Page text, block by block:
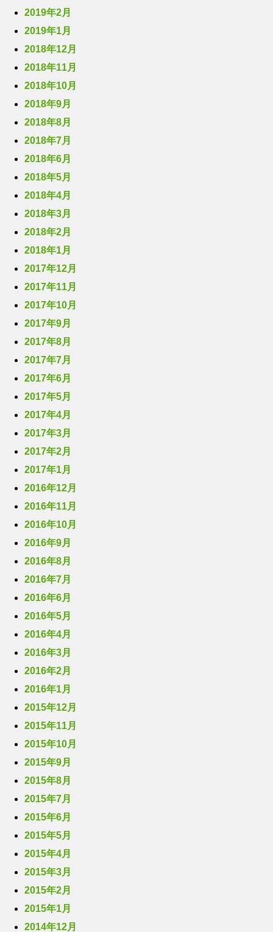
2019年2月
2019年1月
2018年12月
2018年11月
2018年10月
2018年9月
2018年8月
2018年7月
2018年6月
2018年5月
2018年4月
2018年3月
2018年2月
2018年1月
2017年12月
2017年11月
2017年10月
2017年9月
2017年8月
2017年7月
2017年6月
2017年5月
2017年4月
2017年3月
2017年2月
2017年1月
2016年12月
2016年11月
2016年10月
2016年9月
2016年8月
2016年7月
2016年6月
2016年5月
2016年4月
2016年3月
2016年2月
2016年1月
2015年12月
2015年11月
2015年10月
2015年9月
2015年8月
2015年7月
2015年6月
2015年5月
2015年4月
2015年3月
2015年2月
2015年1月
2014年12月